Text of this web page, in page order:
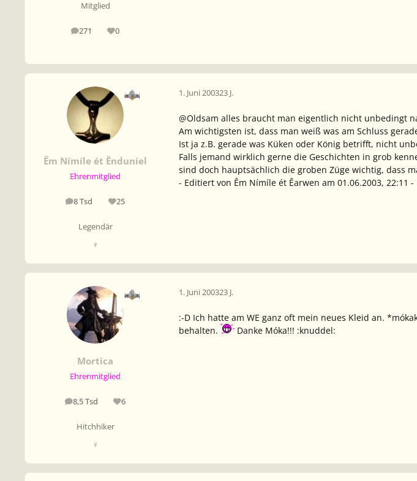
Mitglied
271
Beiträge 0
Reputation
Êm Nímíle ét Ënduníel
Ehrenmitglied
8 Tsd
Beiträge 25
Reputation
Legendär
♀
1. Juni 200323 J.
@Oldsam alles braucht man eigentlich nicht unbedingt
Am wichtigsten ist, dass man weiß was am Schluss
Ist ja z.B. gerade was Küken oder König betrifft, nicht
Falls jemand wirklich gerne die Geschichten in grob
sind doch hauptsächlich die groben Züge wichtig, dass
- Editiert von Êm Nímíle ét Êarwen am 01.06.2003, 22:11 -
Mortica
Ehrenmitglied
8,5 Tsd
Beiträge 6
Reputation
Hitchhiker
♀
1. Juni 200323 J.
:-D Ich hatte am WE ganz oft mein neues Kleid an.
behalten.
Danke Móka!!! :knuddel: